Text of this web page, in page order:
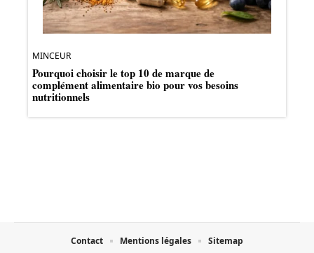
MINCEUR
Pourquoi choisir le top 10 de marque de
complément alimentaire bio pour vos besoins
nutritionnels
Contact Mentions légales Sitemap